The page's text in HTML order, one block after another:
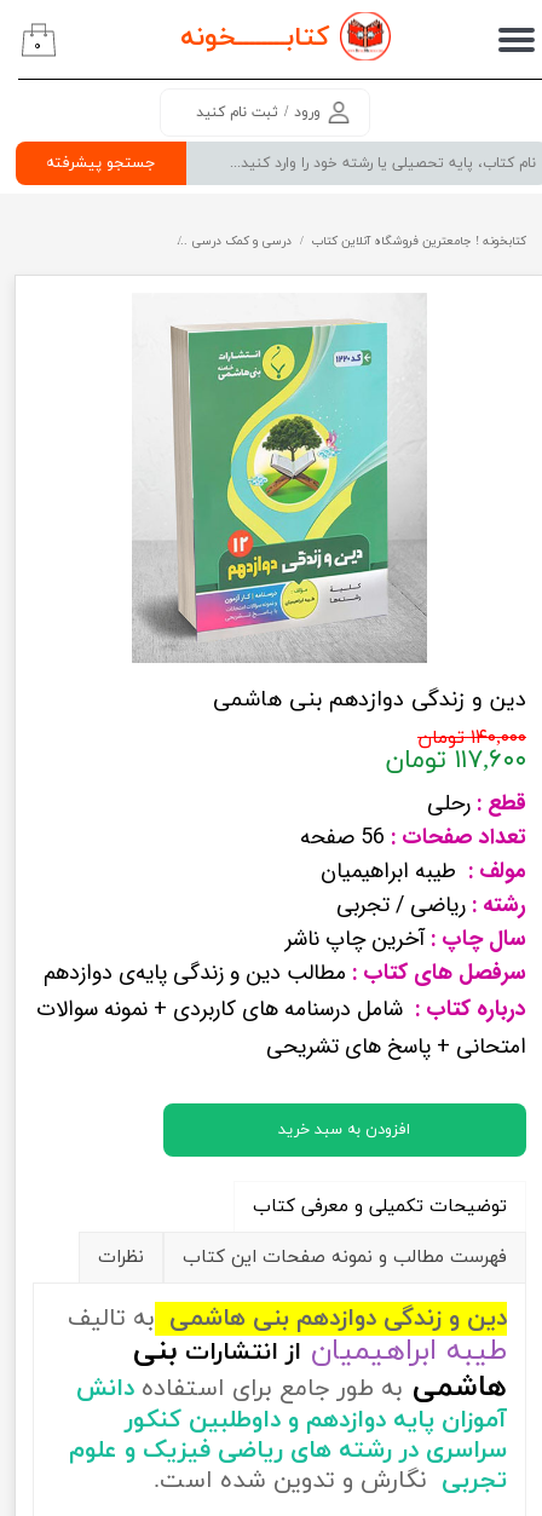
کتابــــــــخونه
جستجو پیشرفته
ورود / ثبت نام کنید
حساب کاربری من
سفارشات
۰
کتابخونه ! جامعترین فروشگاه آنلاین کتاب درسی و کمک درسی
دین و زندگی دوازدهم بنی هاشمی
۱۴۰,۰۰۰ تومان
۱۱۷,۶۰۰ تومان
قطع : رحلی
تعداد صفحات : 56 صفحه
مولف : طیبه ابراهیمیان
رشته : ریاضی / تجربی
سال چاپ :آخرین چاپ ناشر
سرفصل های کتاب : مطالب دین و زندگی پایه‌ی دوازدهم
درباره کتاب : شامل درسنامه های کاربردی + نمونه سوالات
امتحانی + پاسخ های تشریحی
افزودن به سبد خرید
توضیحات تکمیلی و معرفی کتاب
فهرست مطالب و نمونه صفحات این کتاب
نظرات
دین و زندگی دوازدهم بنی هاشمی به تالیف
طیبه ابراهیمیان از انتشارات بنی
هاشمی به طور جامع برای استفاده دانش
آموزان پایه دوازدهم و داوطلبین کنکور
سراسری در رشته های ریاضی فیزیک و علوم
تجربی نگارش و تدوین شده است.